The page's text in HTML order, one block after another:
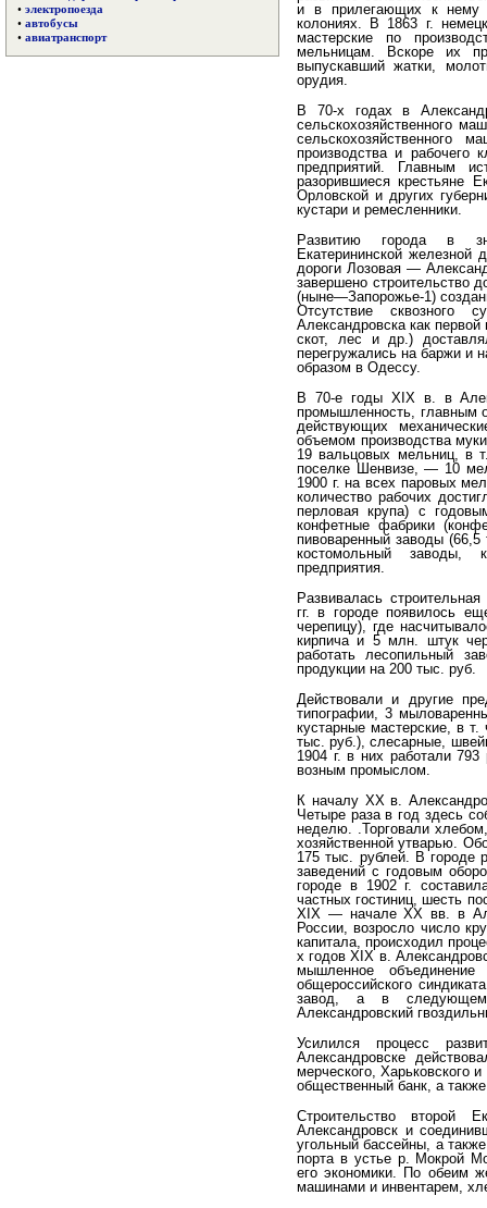
• электропоезда
• автобусы
• авиатранспорт
и в прилегающих к нему
колониях. В 1863 г.
мастерские по
мельницам. Вскоре их
выпускавший жатки,
орудия.
В 70-х годах в
сельскохозяйственного
сельскохозяйственного
производства и рабочего
предприятий. Главным
разорившиеся крестьяне
Орловской и других
кустари и ре­месленники.
Развитию города в
Екатерининской железной
дороги Лозовая —
завершено строитель­ство
(ныне—Запорожье-1)
Отсутствие сквозного
Александровска как
скот, лес и др.)
перегружались на баржи и
образом в Одессу.
В 70-е годы XIX в. в
промышленность, главным
действующих
объемом произ­водства
19 вальцовых мельниц, в
посел­ке Шенвизе, — 10
1900 г. на всех паровых
количество рабочих
перловая кру­па) с
конфетные фабрики
пивоваренный за­воды
костомольный заводы,
предприятия.
Развивалась
гг. в городе появи­лось
черепицу), где
кирпича и 5 млн. штук
работать лесопильный
продукции на 200 тыс. руб.
Действовали и другие
типографии, 3
кустарные мастерские, в
тыс. руб.), слесарные,
1904 г. в них работали
возным промыслом.
К началу XX в.
Четыре раза в год здесь
неделю. .Торговали
хо­зяйственной утварью.
175 тыс. рублей. В городе
заведений с годовым
городе в 1902 г.
частных гостиниц, шесть
XIX — начале XX вв. в
России, возросло число
капитала, происходил
х годов XIX в.
мышленное
общероссийского
завод, а в следующем
Александровский
Усилился процесс
Александровске
мерческого, Харьковского
общественный банк, а
Строительство второй
Александровск и
угольный бассейны, а
порта в устье р. Мокрой
его экономики. По обеим
маши­нами и инвентарем,